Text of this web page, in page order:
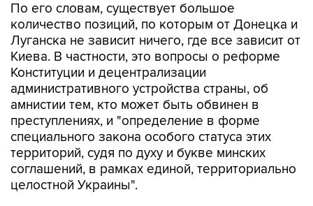
По его словам, существует большое
количество позиций, по которым от Донецка и
Луганска не зависит ничего, где все зависит от
Киева. В частности, это вопросы о реформе
Конституции и децентрализации
административного устройства страны, об
амнистии тем, кто может быть обвинен в
преступлениях, и "определение в форме
специального закона особого статуса этих
территорий, судя по духу и букве минских
соглашений, в рамках единой, территориально
целостной Украины".